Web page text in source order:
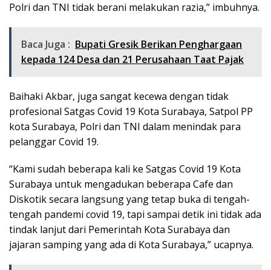
Polri dan TNI tidak berani melakukan razia,” imbuhnya.
Baca Juga : Bupati Gresik Berikan Penghargaan
kepada 124 Desa dan 21 Perusahaan Taat Pajak
Baihaki Akbar, juga sangat kecewa dengan tidak
profesional Satgas Covid 19 Kota Surabaya, Satpol PP
kota Surabaya, Polri dan TNI dalam menindak para
pelanggar Covid 19.
“Kami sudah beberapa kali ke Satgas Covid 19 Kota
Surabaya untuk mengadukan beberapa Cafe dan
Diskotik secara langsung yang tetap buka di tengah-
tengah pandemi covid 19, tapi sampai detik ini tidak ada
tindak lanjut dari Pemerintah Kota Surabaya dan
jajaran samping yang ada di Kota Surabaya,” ucapnya.